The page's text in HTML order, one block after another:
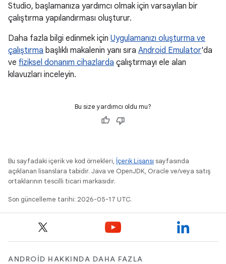
Studio, başlamanıza yardımcı olmak için varsayılan bir
çalıştırma yapılandırması oluşturur.
Daha fazla bilgi edinmek için Uygulamanızı oluşturma ve
çalıştırma başlıklı makalenin yanı sıra Android Emulator'da
ve fiziksel donanım cihazlarda çalıştırmayı ele alan
kılavuzları inceleyin.
Bu size yardımcı oldu mu?
Bu sayfadaki içerik ve kod örnekleri, İçerik Lisansı sayfasında
açıklanan lisanslara tabidir. Java ve OpenJDK, Oracle ve/veya satış
ortaklarının tescilli ticari markasıdır.
Son güncelleme tarihi: 2026-05-17 UTC.
ANDROID HAKKINDA DAHA FAZLA